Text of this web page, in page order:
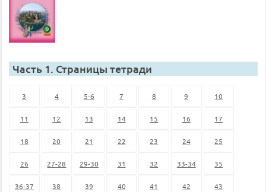
Часть 1. Страницы тетради
3 4 5-6 7 8 9 10
11 12 13 14 15 16 17
18 20 21 22 23 24 25
26 27-28 29-30 31 32 33-34 35
36-37 38 39 40 41 42 43